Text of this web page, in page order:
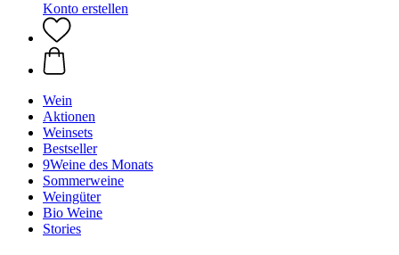
Konto erstellen
Wein
Aktionen
Weinsets
Bestseller
9Weine des Monats
Sommerweine
Weingüter
Bio Weine
Stories